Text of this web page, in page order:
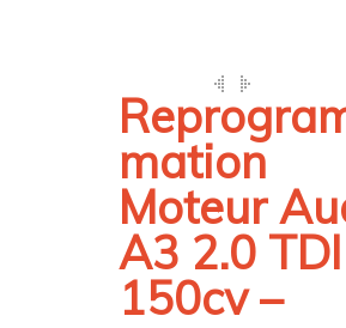
mation
Moteur
A3 2.0
150cv –